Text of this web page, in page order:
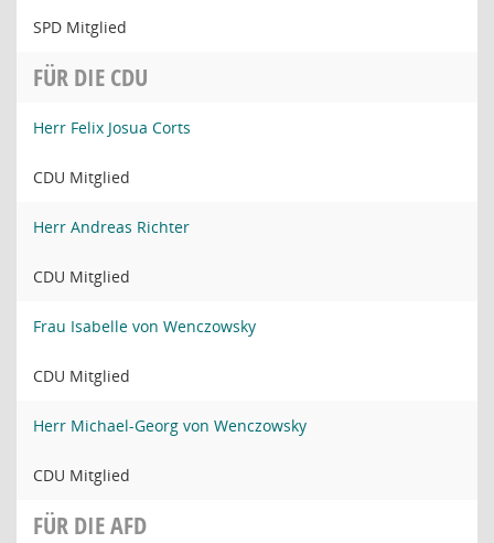
SPD Mitglied
FÜR DIE CDU
Herr Felix Josua Corts
CDU Mitglied
Herr Andreas Richter
CDU Mitglied
Frau Isabelle von Wenczowsky
CDU Mitglied
Herr Michael-Georg von Wenczowsky
CDU Mitglied
FÜR DIE AFD